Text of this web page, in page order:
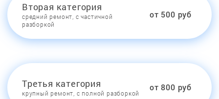
Вторая категория
средний ремонт, с частичной
разборкой
от 500 руб
Третья категория
крупный ремонт, с полной разборкой
от 800 руб